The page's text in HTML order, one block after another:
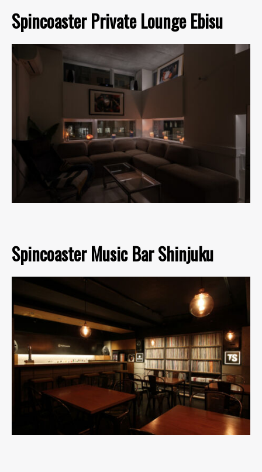
Spincoaster Private Lounge Ebisu
Spincoaster Music Bar Shinjuku